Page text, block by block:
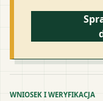
WNIOSEK I WERYFIKACJA